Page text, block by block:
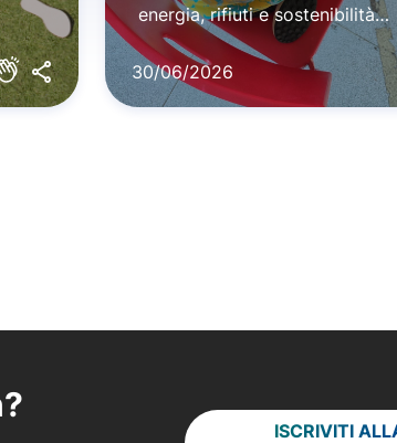
energia, rifiuti e sostenibilità
ambientale
30/06/2026
ISCRIVITI